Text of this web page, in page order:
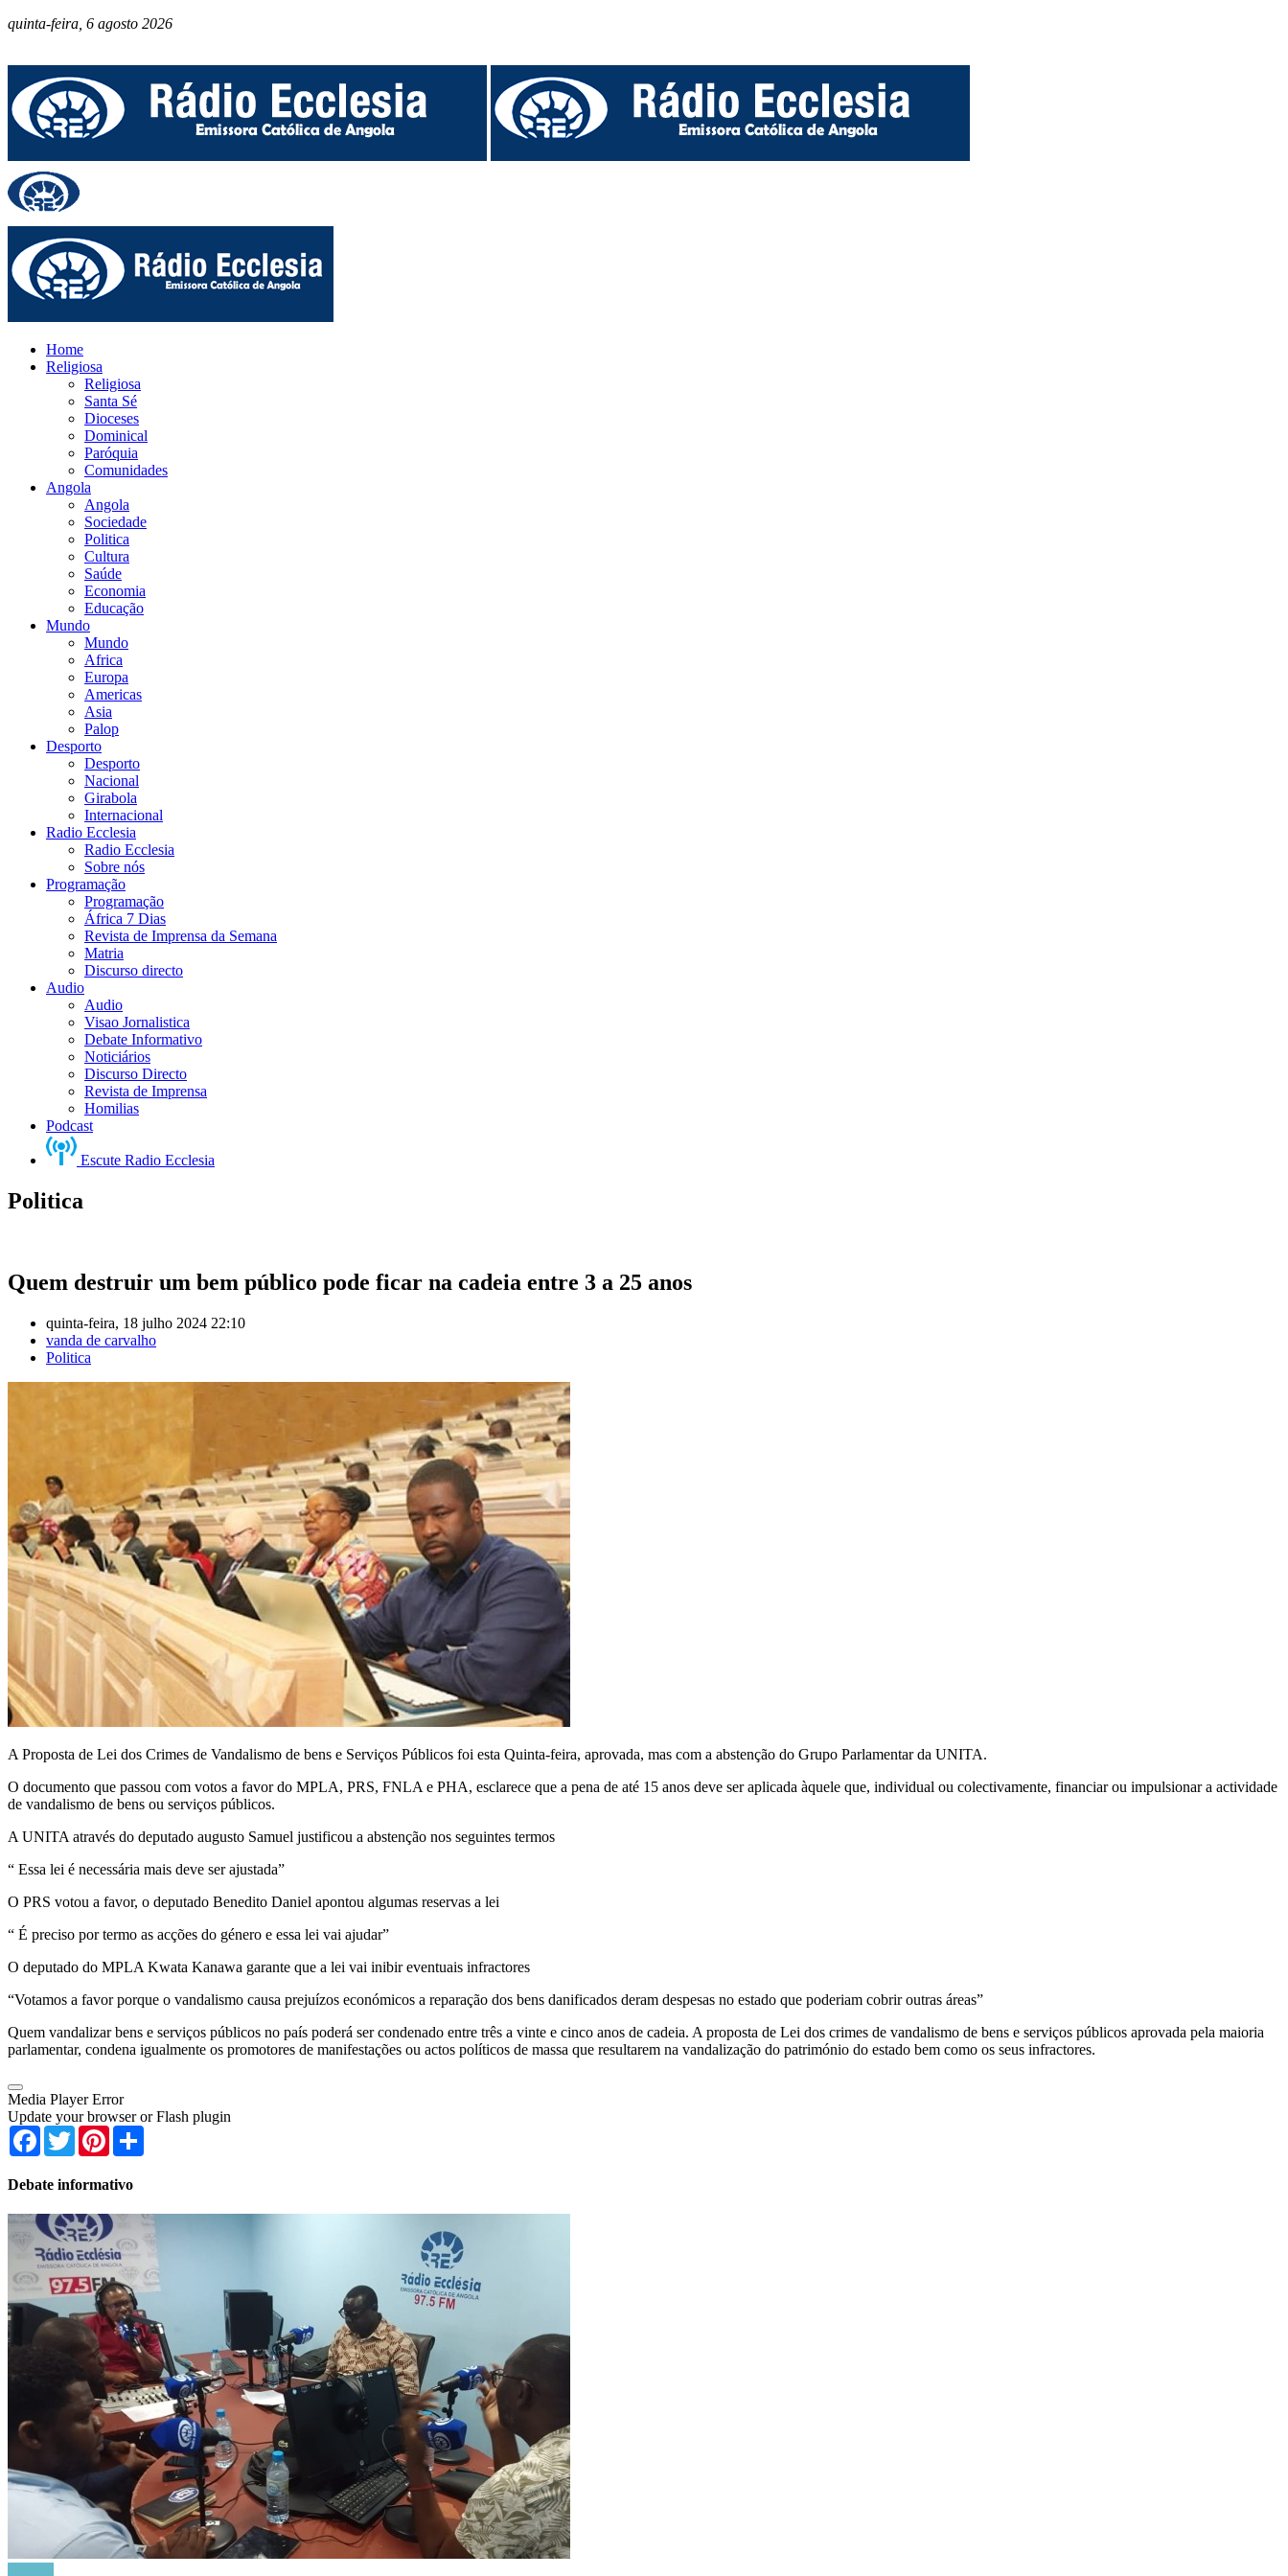
quinta-feira, 6 agosto 2026
Home
Religiosa
Religiosa
Santa Sé
Dioceses
Dominical
Paróquia
Comunidades
Angola
Angola
Sociedade
Politica
Cultura
Saúde
Economia
Educação
Mundo
Mundo
Africa
Europa
Americas
Asia
Palop
Desporto
Desporto
Nacional
Girabola
Internacional
Radio Ecclesia
Radio Ecclesia
Sobre nós
Programação
Programação
África 7 Dias
Revista de Imprensa da Semana
Matria
Discurso directo
Audio
Audio
Visao Jornalistica
Debate Informativo
Noticiários
Discurso Directo
Revista de Imprensa
Homilias
Podcast
Escute Radio Ecclesia
Politica
Quem destruir um bem público pode ficar na cadeia entre 3 a 25 anos
quinta-feira, 18 julho 2024 22:10
vanda de carvalho
Politica
A Proposta de Lei dos Crimes de Vandalismo de bens e Serviços Públicos foi esta Quinta-feira, aprovada, mas com a abstenção do Grupo Parlamentar da UNITA.
O documento que passou com votos a favor do MPLA, PRS, FNLA e PHA, esclarece que a pena de até 15 anos deve ser aplicada àquele que, individual ou colectivamente, financiar ou impulsionar a actividade
de vandalismo de bens ou serviços públicos.
A UNITA através do deputado augusto Samuel justificou a abstenção nos seguintes termos
“ Essa lei é necessária mais deve ser ajustada”
O PRS votou a favor, o deputado Benedito Daniel apontou algumas reservas a lei
“ É preciso por termo as acções do género e essa lei vai ajudar”
O deputado do MPLA Kwata Kanawa garante que a lei vai inibir eventuais infractores
“Votamos a favor porque o vandalismo causa prejuízos económicos a reparação dos bens danificados deram despesas no estado que poderiam cobrir outras áreas”
Quem vandalizar bens e serviços públicos no país poderá ser condenado entre três a vinte e cinco anos de cadeia. A proposta de Lei dos crimes de vandalismo de bens e serviços públicos aprovada pela maioria
parlamentar, condena igualmente os promotores de manifestações ou actos políticos de massa que resultarem na vandalização do património do estado bem como os seus infractores.
Media Player Error
Update your browser or Flash plugin
Facebook
TwitterPinterest
Debate informativo